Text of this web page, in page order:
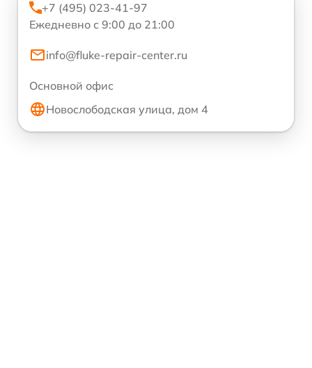
+7 (495) 023-41-97
Ежедневно с 9:00 до 21:00
info@fluke-repair-center.ru
Основной офис
Новослободская улица, дом 4